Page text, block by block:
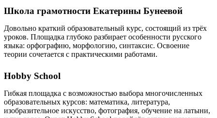
Школа грамотности Екатерины Бунеевой
Довольно краткий образовательный курс, состоящий из трёх
уроков. Площадка глубоко разбирает особенности русского
языка: орфографию, морфологию, синтаксис. Освоение
теории сочетается с практическими работами.
Hobby School
Гибкая площадка с возможностью выбора многочисленных
образовательных курсов: математика, литература,
изобразительное искусство, фотография, обучение на латыни,